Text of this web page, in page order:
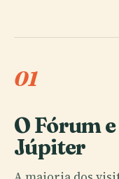
01
O Fórum
Júpiter